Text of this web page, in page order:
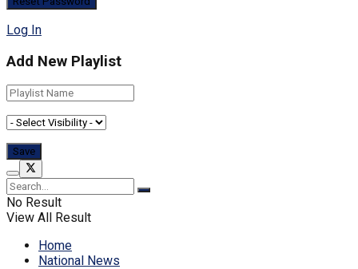
Log In
Add New Playlist
No Result
View All Result
Home
National News